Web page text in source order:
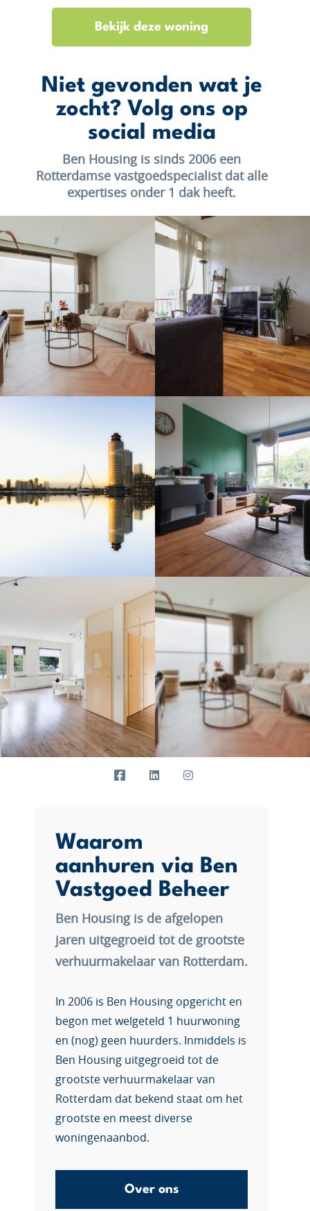
Bekijk deze woning
Niet gevonden wat je
zocht? Volg ons op
social media
Ben Housing is sinds 2006 een
Rotterdamse vastgoedspecialist dat alle
expertises onder 1 dak heeft.
Waarom
aanhuren via Ben
Vastgoed Beheer
Ben Housing is de afgelopen
jaren uitgegroeid tot de grootste
verhuurmakelaar van Rotterdam.
In 2006 is Ben Housing opgericht en
begon met welgeteld 1 huurwoning
en (nog) geen huurders. Inmiddels is
Ben Housing uitgegroeid tot de
grootste verhuurmakelaar van
Rotterdam dat bekend staat om het
grootste en meest diverse
woningenaanbod.
Over ons